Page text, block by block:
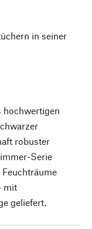
in seiner
hochwertigen
robuster
Serie
mit
geliefert.